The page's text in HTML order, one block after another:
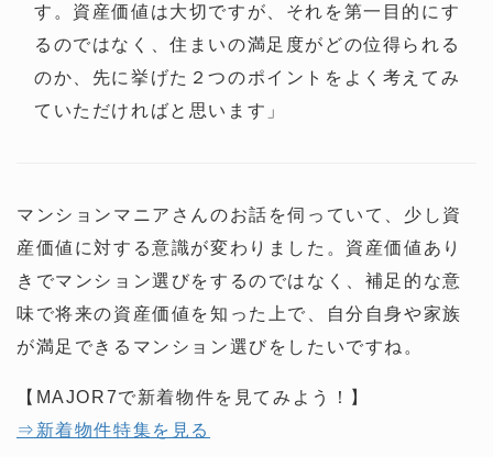
す。資産価値は大切ですが、それを第一目的にす
るのではなく、住まいの満足度がどの位得られる
のか、先に挙げた２つのポイントをよく考えてみ
ていただければと思います」
マンションマニアさんのお話を伺っていて、少し資
産価値に対する意識が変わりました。資産価値あり
きでマンション選びをするのではなく、補足的な意
味で将来の資産価値を知った上で、自分自身や家族
が満足できるマンション選びをしたいですね。
【MAJOR7で新着物件を見てみよう！】
⇒新着物件特集を見る